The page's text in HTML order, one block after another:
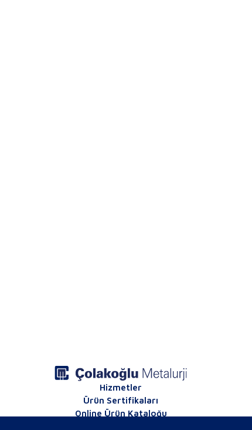
Hizmetler
Ürün Sertifikaları
Online Ürün Kataloğu